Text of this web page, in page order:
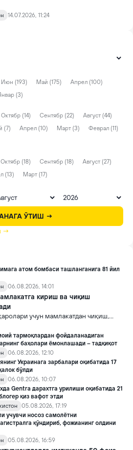
14.07.2026, 11:24
Июн (193) Май (175)
Апрел (100)
(3)
Октябр (14) Сентябр (22)
Август (44)
(7) Апрел (10) Март (3)
Феврал (11)
Октябр (18) Сентябр (18)
Август (27)
(13)
Март (17)
ЎТИШ →
→
атом бомбаси ташланганига 81 йил
06.08.2026, 14:01
кириш ва чиқиш
учун мамлакатдан чиқиш,
кириш тартиби бўйича янги
тармоқлардан фойдаланадиган
баҳолари ёмонлашади – тадқиқот
06.08.2026, 12:10
Украинага зарбалари оқибатида 17
бўлди
06.08.2026, 10:07
Gentra дарахтга урилиши оқибатида 21
қиз вафот этди
05.08.2026, 17:19
учувчи носоз самолётни
қўндириб, фожианинг олдини
05.08.2026, 16:59